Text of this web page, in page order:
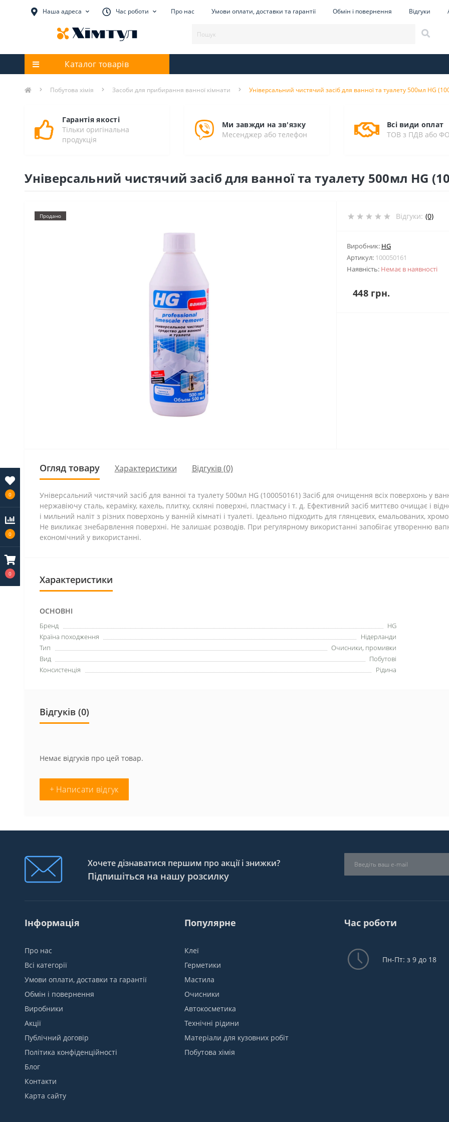
0
0
0
Наша адреса Час роботи Про нас Умови оплати, доставки та гарантії Обмін і повернення Відгуки
Каталог товарів
Побутова хімія Засоби для прибирання ванної кімнати Універсальний чистячий засіб для ванної та туалету 500мл HG
Гарантія якості
Тільки оригінальна
продукція
Ми завжди на зв'язку
Месенджер або телефон
Всі види оплат
ТОВ з ПДВ або
Універсальний чистячий засіб для ванної та туалету 500мл HG
Продано Відгуки: (0)
Виробник: HG
Артикул: 100050161
Наявність: Немає в наявності
448 грн.
Огляд товару Характеристики Відгуків (0)
Універсальний чистячий засіб для ванної та туалету 500мл HG (100050161) Засіб для очищення всіх поверхонь у
нержавіючу сталь, кераміку, кахель, плитку, скляні поверхні, пластмасу і т. д. Ефективний засіб миттєво очищає і
і мильний наліт з різних поверхонь у ванній кімнаті і туалеті. Ідеально підходить для глянцевих, емальованих,
Не викликає знебарвлення поверхні. Не залишає розводів. При регулярному використанні запобігає утворенню
економічний у використанні.
Характеристики
ОСНОВНІ
Бренд
HG
Країна походження
Нідерланди
Тип
Очисники, промивки
Вид
Побутові
Консистенція
Рідина
Відгуків (0)
Немає відгуків про цей товар.
+ Написати відгук
Хочете дізнаватися першим про акції і знижки?
Підпишіться на нашу розсилку
Інформація
Про нас
Всі категорії
Умови оплати, доставки та гарантії
Обмін і повернення
Виробники
Акції
Публічний договір
Політика конфіденційності
Блог
Контакти
Карта сайту
Популярне
Клеї
Герметики
Мастила
Очисники
Автокосметика
Технічні рідини
Матеріали для кузовних робіт
Побутова хімія
Час роботи
Пн-Пт: з 9 до 18